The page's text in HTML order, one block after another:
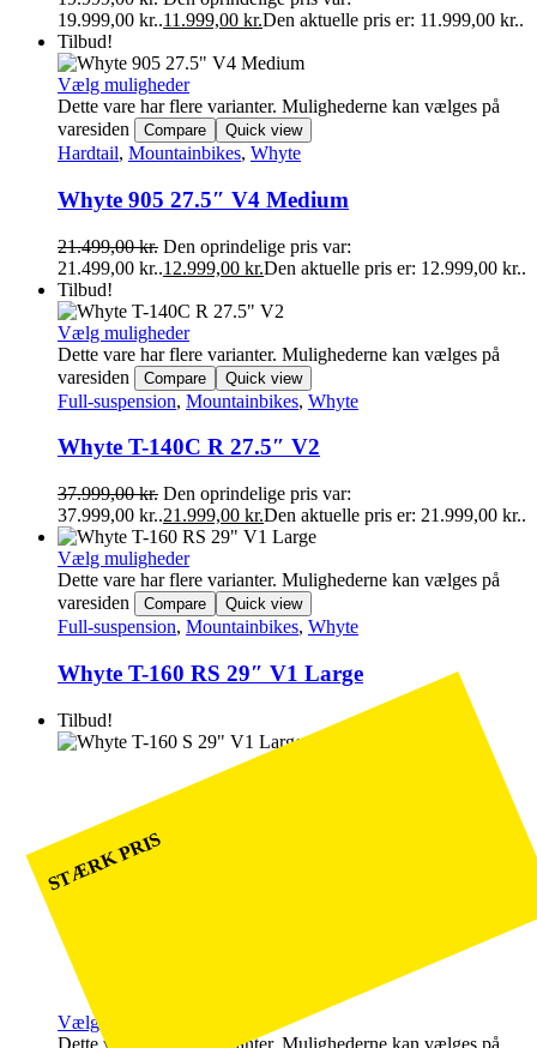
19.999,00 kr..11.999,00 kr.Den aktuelle pris er: 11.999,00 kr..
Tilbud!
Vælg muligheder
Dette vare har flere varianter. Mulighederne kan vælges på
varesiden
Compare Quick view
Hardtail, Mountainbikes, Whyte
Whyte 905 27.5″ V4 Medium
21.499,00kr. Den oprindelige pris var:
21.499,00 kr..12.999,00 kr.Den aktuelle pris er: 12.999,00 kr..
Tilbud!
Vælg muligheder
Dette vare har flere varianter. Mulighederne kan vælges på
varesiden
Compare Quick view
Full-suspension, Mountainbikes, Whyte
Whyte T-140C R 27.5″ V2
37.999,00kr. Den oprindelige pris var:
37.999,00 kr..21.999,00 kr.Den aktuelle pris er: 21.999,00 kr..
Vælg muligheder
Dette vare har flere varianter. Mulighederne kan vælges på
varesiden
Compare Quick view
Full-suspension, Mountainbikes, Whyte
Whyte T-160 RS 29″ V1 Large
Tilbud!
STÆRK PRIS
Vælg muligheder
Dette vare har flere varianter. Mulighederne kan vælges på